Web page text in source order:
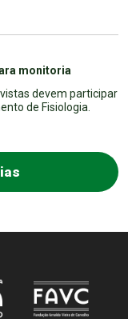
monitoria
devem participar
de Fisiologia.